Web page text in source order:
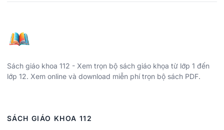
Sách giáo khoa 112 - Xem trọn bộ sách giáo khọa từ lớp 1 đến
lớp 12. Xem online và download miễn phí trọn bộ sách PDF.
SÁCH GIÁO KHOA 112